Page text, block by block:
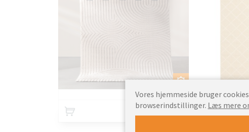
TILPAS
Fra155.7EUR
Vores hjemmeside bruger
browserindstillinger. Læs mere